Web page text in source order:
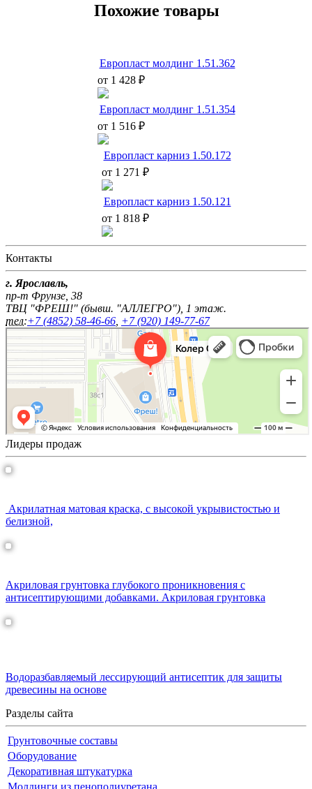
Похожие товары
Европласт молдинг 1.51.362
от 1 428 ₽
Европласт молдинг 1.51.354
от 1 516 ₽
Европласт карниз 1.50.172
от 1 271 ₽
Европласт карниз 1.50.121
от 1 818 ₽
Контакты
г. Ярославль,
пр-т Фрунзе, 38
ТВЦ "ФРЕШ!" (бывш. "АЛЛЕГРО"), 1 этаж.
тел:+7 (4852) 58-46-66 +7 (920) 149-77-67
Лидеры продаж
Акрилатная матовая краска, с высокой укрывистостью и
белизной,
Акриловая грунтовка глубокого проникновения с
антисептирующими добавками. Акриловая грунтовка
Водоразбавляемый лессирующий антисептик для защиты
древесины на основе
Разделы сайта
Грунтовочные составы
Оборудование
Декоративная штукатурка
Молдинги из пенополиуретана